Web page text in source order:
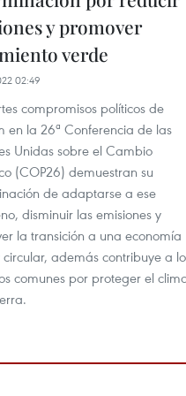
y promover
verde
02:49
compromisos políticos de
en la 26ª Conferencia de las
Unidas sobre el Cambio
(COP26) demuestran su
de adaptarse a ese
disminuir las emisiones y
la transición a una economía
además contribuye a
comunes por proteger el